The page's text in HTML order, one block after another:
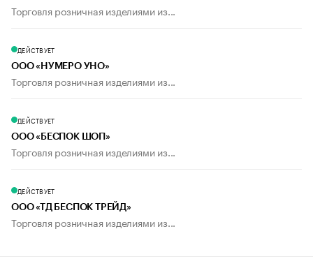
Торговля розничная изделиями из...
ДЕЙСТВУЕТ
ООО «НУМЕРО УНО»
Торговля розничная изделиями из...
ДЕЙСТВУЕТ
ООО «БЕСПОК ШОП»
Торговля розничная изделиями из...
ДЕЙСТВУЕТ
ООО «ТД БЕСПОК ТРЕЙД»
Торговля розничная изделиями из...